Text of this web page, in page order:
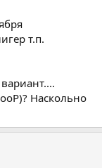
т.п.
Наскольно